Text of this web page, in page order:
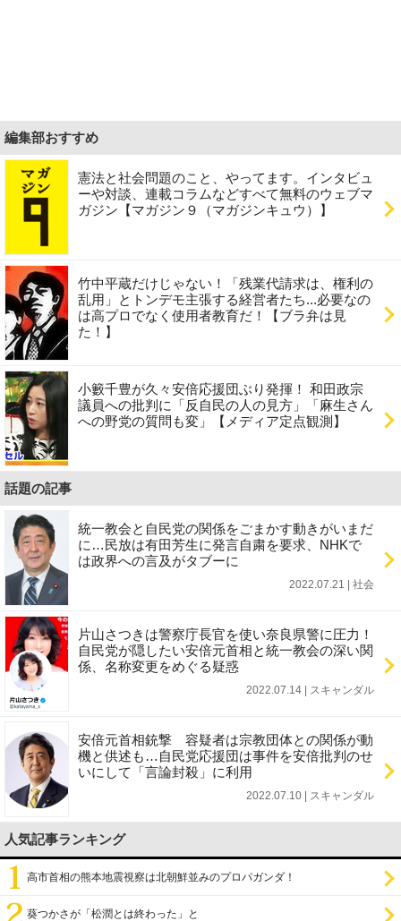
編集部おすすめ
憲法と社会問題のこと、やってます。インタビュ
ーや対談、連載コラムなどすべて無料のウェブマ
ガジン【マガジン９（マガジンキュウ）】
竹中平蔵だけじゃない！「残業代請求は、権利の
乱用」とトンデモ主張する経営者たち...必要なの
は高プロでなく使用者教育だ！【ブラ弁は見
た！】
小籔千豊が久々安倍応援団ぶり発揮！ 和田政宗
議員への批判に「反自民の人の見方」「麻生さん
への野党の質問も変」【メディア定点観測】
話題の記事
統一教会と自民党の関係をごまかす動きがいまだ
に…民放は有田芳生に発言自粛を要求、NHKで
は政界への言及がタブーに
2022.07.21 | 社会
片山さつきは警察庁長官を使い奈良県警に圧力！
自民党が隠したい安倍元首相と統一教会の深い関
係、名称変更をめぐる疑惑
2022.07.14 | スキャンダル
安倍元首相銃撃 容疑者は宗教団体との関係が動
機と供述も…自民党応援団は事件を安倍批判のせ
いにして「言論封殺」に利用
2022.07.10 | スキャンダル
人気記事ランキング
高市首相の熊本地震視察は北朝鮮並みのプロパガンダ！
葵つかさが「松潤とは終わった」と